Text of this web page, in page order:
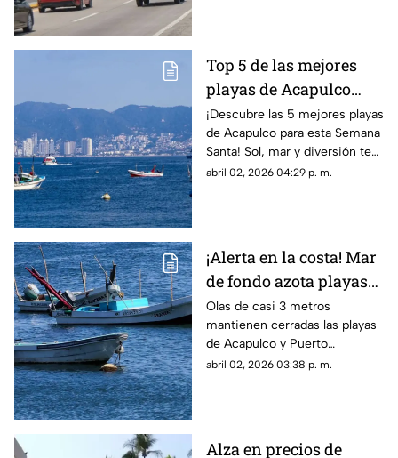
Top 5 de las mejores
playas de Acapulco
para disfrutar esta
Semana Santa
¡Descubre las 5 mejores playas
de Acapulco para esta Semana
Santa! Sol, mar y diversión te
esperan en el destino turístico
abril 02, 2026 04:29 p. m.
¡Alerta en la costa! Mar
de fondo azota playas
de Guerrero y Oaxaca
Olas de casi 3 metros
mantienen cerradas las playas
de Acapulco y Puerto
Escondido.
abril 02, 2026 03:38 p. m.
Alza en precios de